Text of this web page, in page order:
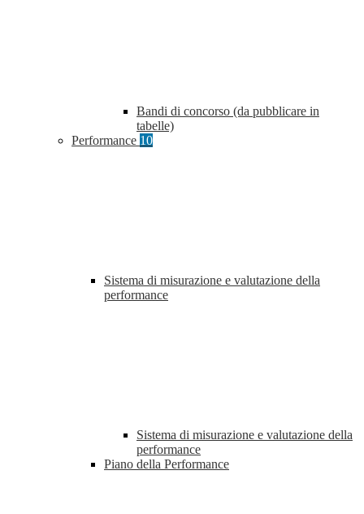
Bandi di concorso (da pubblicare in
tabelle)
Performance 10
Sistema di misurazione e valutazione della
performance
Sistema di misurazione e valutazione della
performance
Piano della Performance